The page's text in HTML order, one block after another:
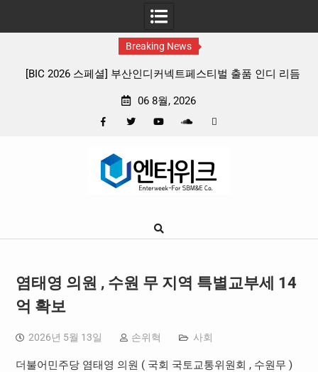
Breaking News
페스티벌 출품 인디 리듬
판타지 케이팝 애니메이션 ‘고스트밴드
06 8월, 2026
Google
염태영 의원 , 수원 무 지역 특별교부세 14
억 확보
2026년 5월 13일 손위혁 사회
더불어민주당 염태영 의원 ( 국회 국토교통위원회 , 수원무 )